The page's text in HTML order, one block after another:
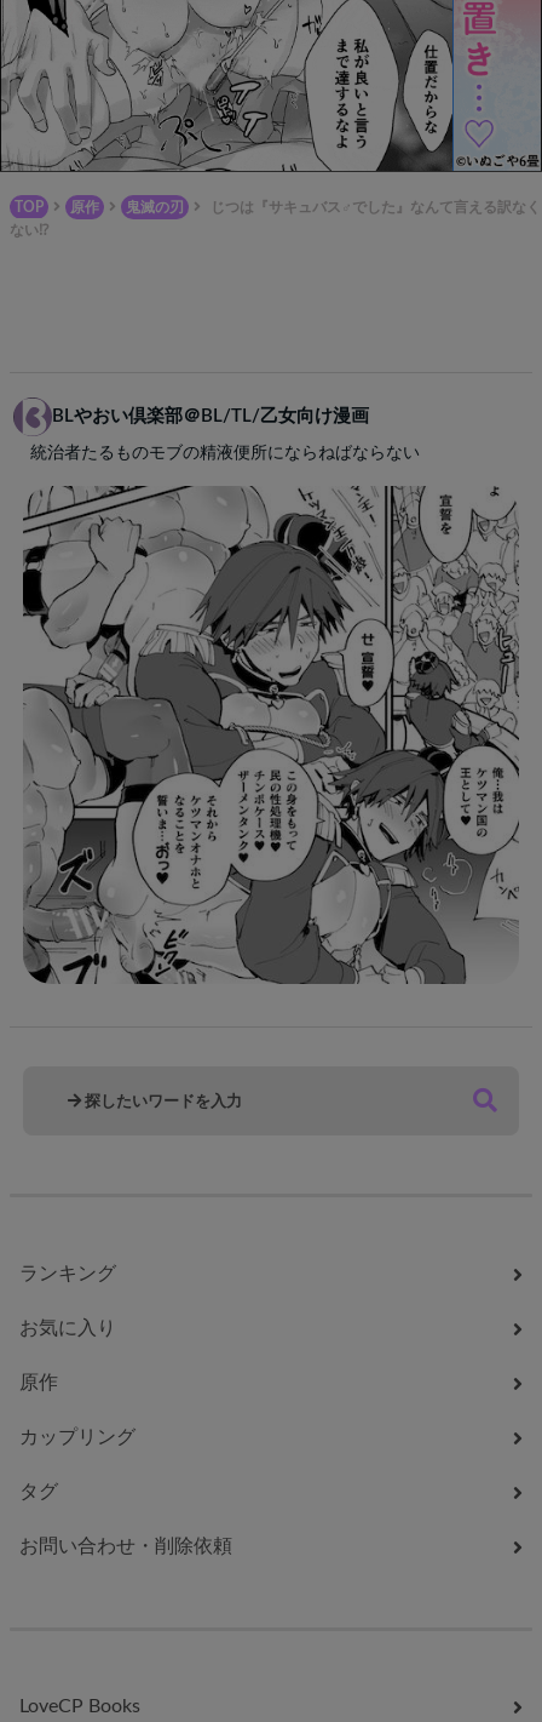
TOP 原作 鬼滅の刃
じつは『サキュバス♂でした』なんて言える訳なく
ない⁉
BLやおい倶楽部＠BL/TL/乙女向け漫画
統治者たるものモブの精液便所にならねばならない
ランキング
お気に入り
原作
カップリング
タグ
お問い合わせ・削除依頼
LoveCP Books